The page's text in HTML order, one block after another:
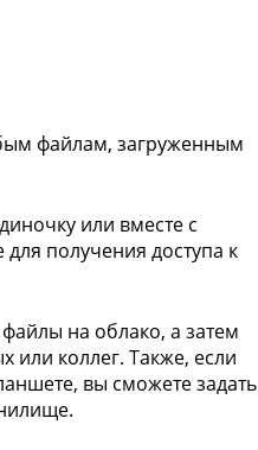
файлам, загруженным
или вместе с
получения доступа к
на облако, а затем
или коллег. Также, если
вы сможете задать